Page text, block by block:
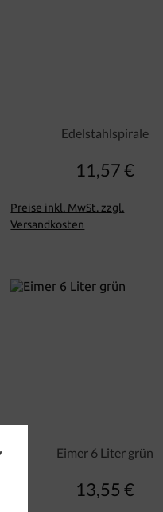
Edelstahlspirale
Regulärer Preis:
11,57 €
Preise inkl. MwSt. zzgl.
Versandkosten
Eimer 6 Liter grün
Regulärer Preis:
13,55 €